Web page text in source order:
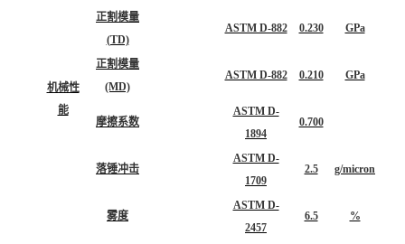
机械性
能
正割模量
(TD)
ASTM D-882 0.230 GPa
正割模量
(MD)
ASTM D-882 0.210 GPa
摩擦系数
ASTM D-
1894
0.700
落锤冲击
ASTM D-
1709
2.5 g/micron
雾度
ASTM D-
2457
6.5 %